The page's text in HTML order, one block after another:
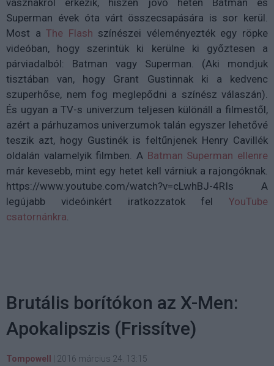
vásznakról érkezik, hiszen jövő héten Batman és
Superman évek óta várt összecsapására is sor kerül.
Most aThe Flash színészei véleményezték egy röpke
videóban, hogy szerintük ki kerülne ki győztesen a
párviadalból: Batman vagy Superman. (Aki mondjuk
tisztában van, hogy Grant Gustinnak ki a kedvenc
szuperhőse, nem fog meglepődni a színész válaszán).
És ugyan a TV-s univerzum teljesen különáll a filmestől,
azért a párhuzamos univerzumok talán egyszer lehetővé
teszik azt, hogy Gustinék is feltűnjenek Henry Cavillék
oldalán valamelyik filmben. A Batman Superman ellenre
már kevesebb, mint egy hetet kell várniuk a rajongóknak.
https://www.youtube.com/watch?v=cLwhBJ-4RIs A
legújabb videóinkért iratkozzatok fel YouTube
csatornánkra.
Brutális borítókon az X-Men:
Apokalipszis (Frissítve)
Tompowell 2016 március 24. 13:15